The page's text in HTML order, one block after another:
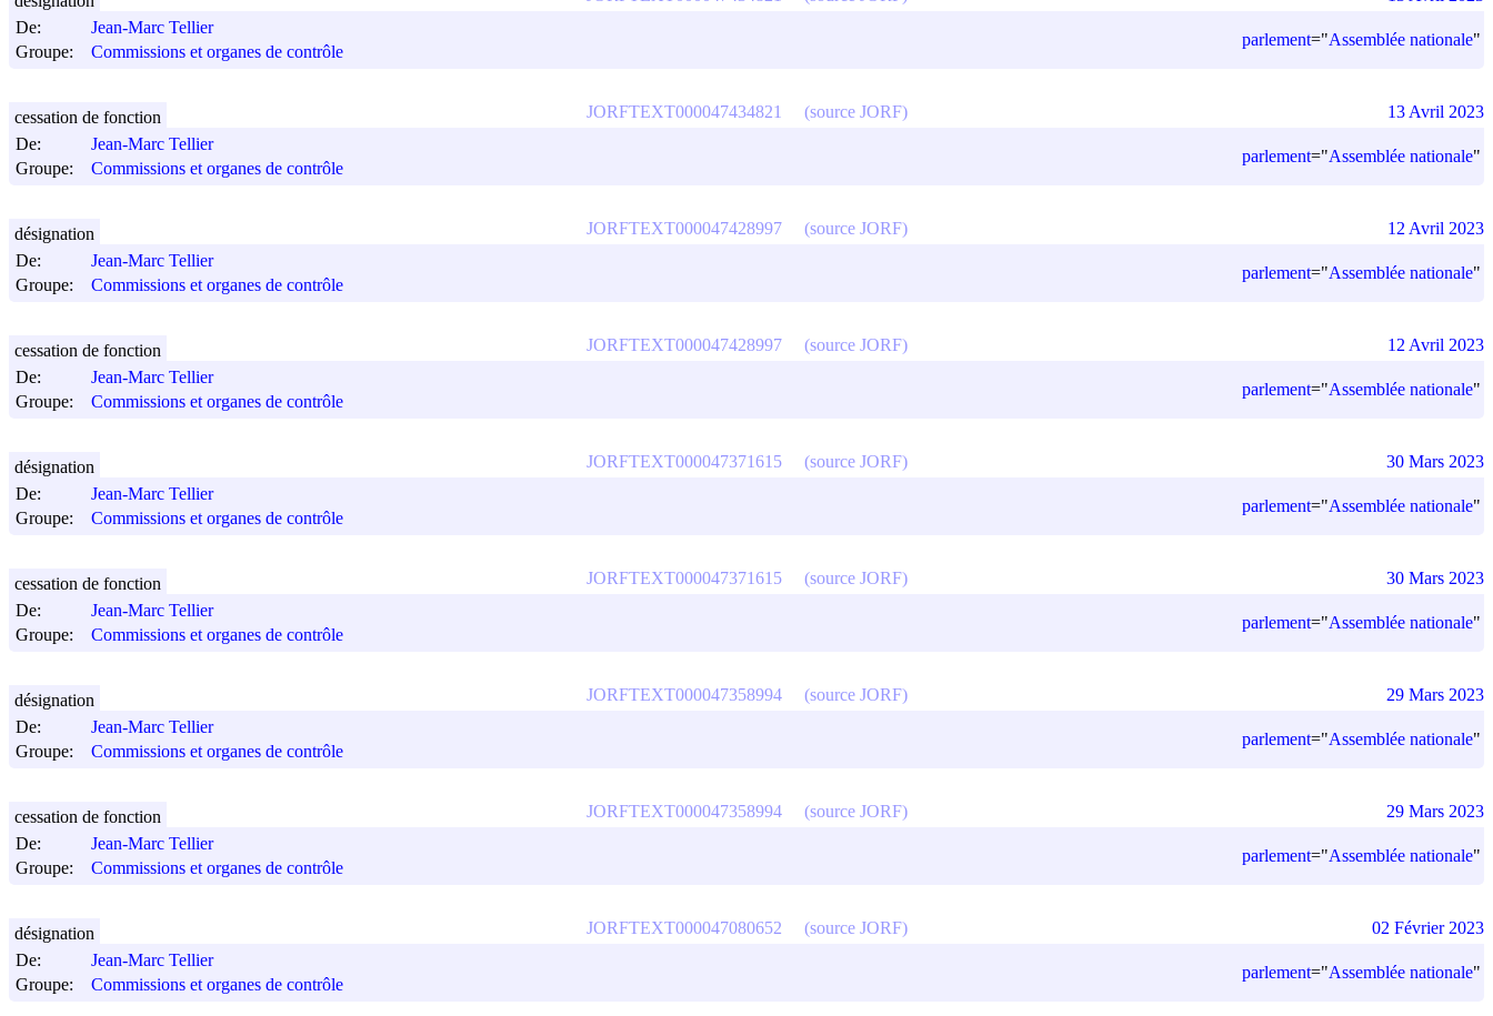
De:
Jean-Marc Tellier
Groupe:
Commissions et organes de contrôle
parlement="Assemblée nationale"
De:
Jean-Marc Tellier
Groupe:
Commissions et organes de contrôle
parlement="Assemblée nationale"
JORFTEXT000047434821 (source JORF)
cessation de fonction 13 Avril 2023
De:
Jean-Marc Tellier
Groupe:
Commissions et organes de contrôle
parlement="Assemblée nationale"
JORFTEXT000047428997 (source JORF)
désignation 12 Avril 2023
De:
Jean-Marc Tellier
Groupe:
Commissions et organes de contrôle
parlement="Assemblée nationale"
JORFTEXT000047428997 (source JORF)
cessation de fonction 12 Avril 2023
De:
Jean-Marc Tellier
Groupe:
Commissions et organes de contrôle
parlement="Assemblée nationale"
JORFTEXT000047371615 (source JORF)
désignation 30 Mars 2023
De:
Jean-Marc Tellier
Groupe:
Commissions et organes de contrôle
parlement="Assemblée nationale"
JORFTEXT000047371615 (source JORF)
cessation de fonction 30 Mars 2023
De:
Jean-Marc Tellier
Groupe:
Commissions et organes de contrôle
parlement="Assemblée nationale"
JORFTEXT000047358994 (source JORF)
désignation 29 Mars 2023
De:
Jean-Marc Tellier
Groupe:
Commissions et organes de contrôle
parlement="Assemblée nationale"
JORFTEXT000047358994 (source JORF)
cessation de fonction 29 Mars 2023
De:
Jean-Marc Tellier
Groupe:
Commissions et organes de contrôle
parlement="Assemblée nationale"
JORFTEXT000047080652 (source JORF)
désignation 02 Février 2023